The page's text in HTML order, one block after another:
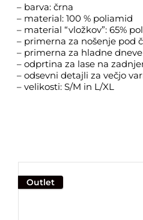
– barva: črna
– material: 100 % poliamid
– material “vložkov”: 65%
– primerna za nošenje pod
– primerna za hladne
– odprtina za lase na
– odsevni detajli za večjo
– velikosti: S/M in L/XL
Outlet